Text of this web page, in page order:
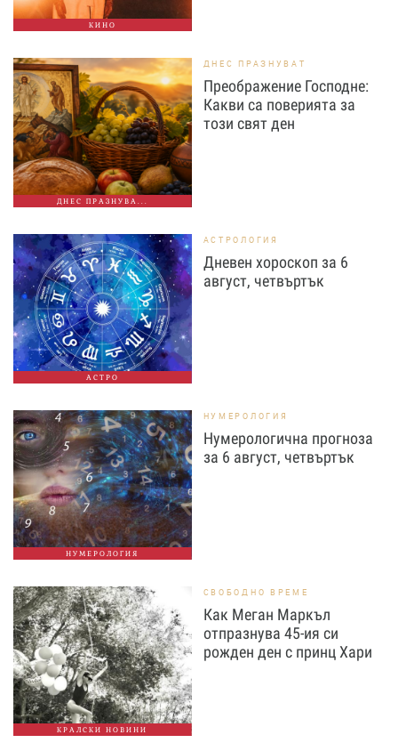
КИНО
ДНЕС ПРАЗНУВА...
ДНЕС ПРАЗНУВАТ
Преображение Господне:
Какви са поверията за
този свят ден
АСТРО
АСТРОЛОГИЯ
Дневен хороскоп за 6
август, четвъртък
НУМЕРОЛОГИЯ
НУМЕРОЛОГИЯ
Нумерологична прогноза
за 6 август, четвъртък
КРАЛСКИ НОВИНИ
СВОБОДНО ВРЕМЕ
Как Меган Маркъл
отпразнува 45-ия си
рожден ден с принц Хари